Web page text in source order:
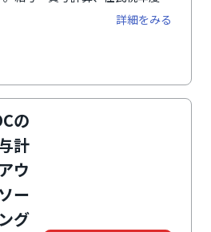
成、年末調整、法定調書作成など
険手続きや産育休手続きなどのオ
奉行」シリーズと高い互換性を
詳細をみる
の
計
ウ
ー
グ